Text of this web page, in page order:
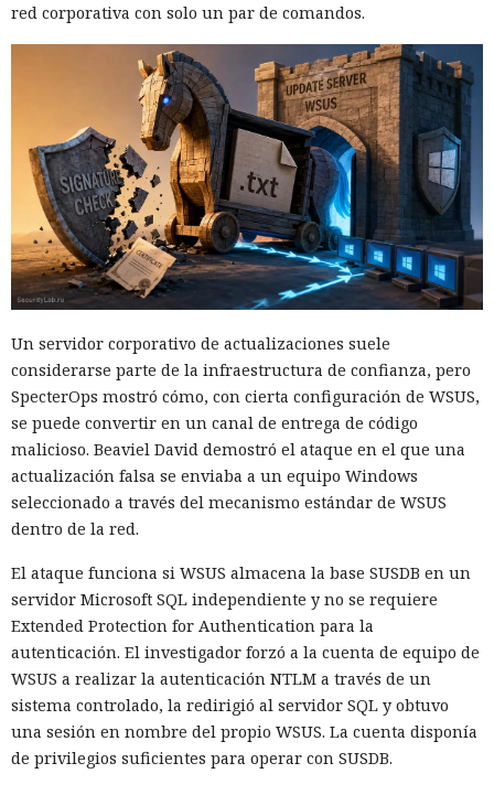
red corporativa con solo un par de comandos.
Un servidor corporativo de actualizaciones suele
considerarse parte de la infraestructura de confianza, pero
SpecterOps mostró cómo, con cierta configuración de WSUS,
se puede convertir en un canal de entrega de código
malicioso. Beaviel David demostró el ataque en el que una
actualización falsa se enviaba a un equipo Windows
seleccionado a través del mecanismo estándar de WSUS
dentro de la red.
El ataque funciona si WSUS almacena la base SUSDB en un
servidor Microsoft SQL independiente y no se requiere
Extended Protection for Authentication para la
autenticación. El investigador forzó a la cuenta de equipo de
WSUS a realizar la autenticación NTLM a través de un
sistema controlado, la redirigió al servidor SQL y obtuvo
una sesión en nombre del propio WSUS. La cuenta disponía
de privilegios suficientes para operar con SUSDB.